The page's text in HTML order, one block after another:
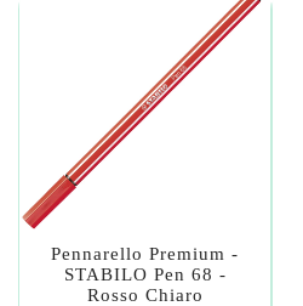
Pennarello Premium -
STABILO Pen 68 -
Rosso Chiaro